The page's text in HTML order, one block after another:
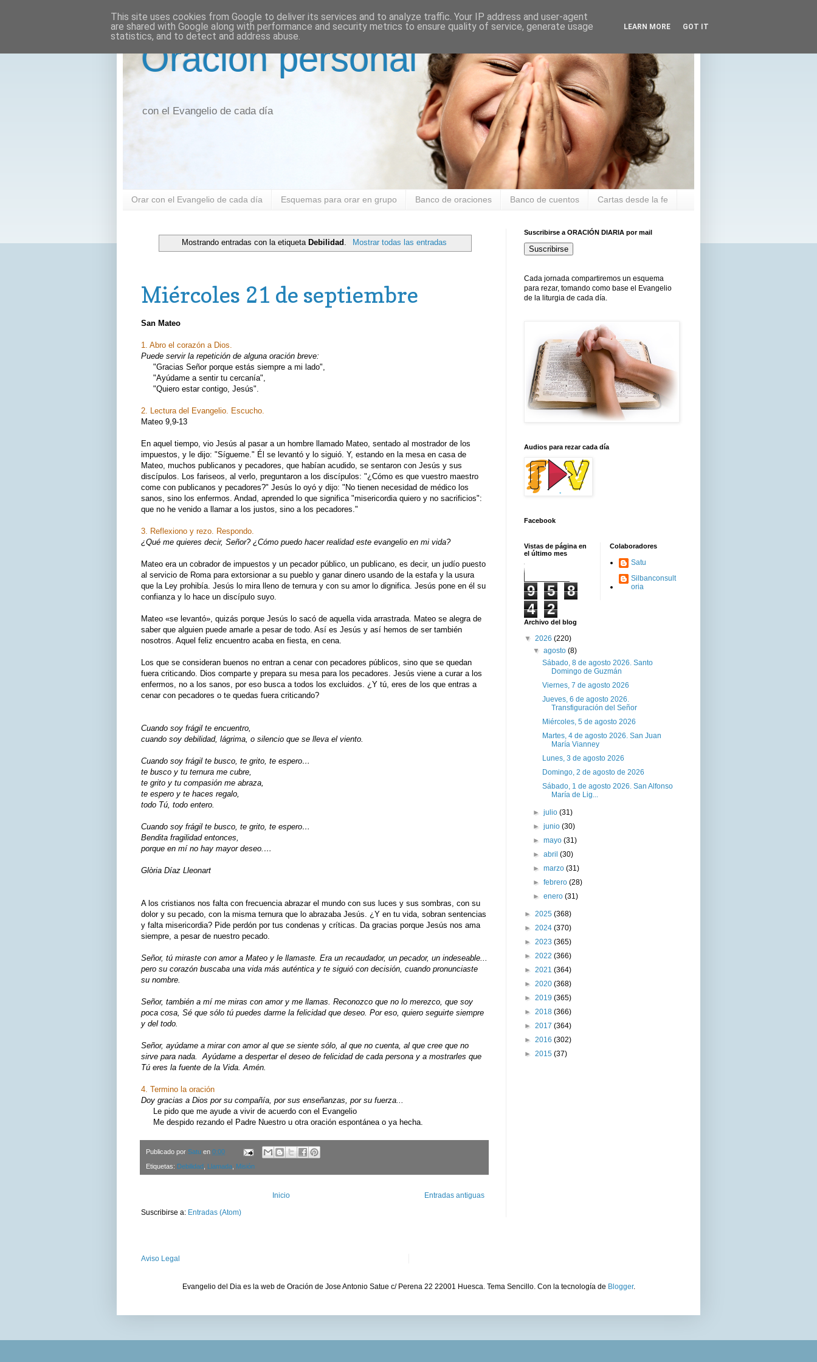
Oración personal
con el Evangelio de cada día
Orar con el Evangelio de cada día Esquemas para orar en grupo Banco de oraciones Banco de cuentos Cartas desde la fe
Mostrando entradas con la etiquetaDebilidad Mostrar todas las entradas
Miércoles 21 de septiembre
San Mateo
1. Abro el corazón a Dios.
Puede servir la repetición de alguna oración breve:
"Gracias Señor porque estás siempre a mi lado",
"Ayúdame a sentir tu cercanía",
"Quiero estar contigo, Jesús".
2. Lectura del Evangelio. Escucho.
Mateo 9,9-13
En aquel tiempo, vio Jesús al pasar a un hombre llamado Mateo, sentado al mostrador de los
impuestos, y le dijo: "Sígueme." Él se levantó y lo siguió. Y, estando en la mesa en casa de
Mateo, muchos publicanos y pecadores, que habían acudido, se sentaron con Jesús y sus
discípulos. Los fariseos, al verlo, preguntaron a los discípulos: "¿Cómo es que vuestro maestro
come con publicanos y pecadores?" Jesús lo oyó y dijo: "No tienen necesidad de médico los
sanos, sino los enfermos. Andad, aprended lo que significa "misericordia quiero y no sacrificios":
que no he venido a llamar a los justos, sino a los pecadores."
3. Reflexiono y rezo. Respondo.
¿Qué me quieres decir, Señor? ¿Cómo puedo hacer realidad este evangelio en mi vida?
Mateo era un cobrador de impuestos y un pecador público, un publicano, es decir, un judío puesto
al servicio de Roma para extorsionar a su pueblo y ganar dinero usando de la estafa y la usura
que la Ley prohibía. Jesús lo mira lleno de ternura y con su amor lo dignifica. Jesús pone en él su
confianza y lo hace un discípulo suyo.
Mateo «se levantó», quizás porque Jesús lo sacó de aquella vida arrastrada. Mateo se alegra de
saber que alguien puede amarle a pesar de todo. Así es Jesús y así hemos de ser también
nosotros. Aquel feliz encuentro acaba en fiesta, en cena.
Los que se consideran buenos no entran a cenar con pecadores públicos, sino que se quedan
fuera criticando. Dios comparte y prepara su mesa para los pecadores. Jesús viene a curar a los
enfermos, no a los sanos, por eso busca a todos los excluidos. ¿Y tú, eres de los que entras a
cenar con pecadores o te quedas fuera criticando?
Cuando soy frágil te encuentro,
cuando soy debilidad, lágrima, o silencio que se lleva el viento.
Cuando soy frágil te busco, te grito, te espero…
te busco y tu ternura me cubre,
te grito y tu compasión me abraza,
te espero y te haces regalo,
todo Tú, todo entero.
Cuando soy frágil te busco, te grito, te espero…
Bendita fragilidad entonces,
porque en mí no hay mayor deseo.…
Glòria Díaz Lleonart
A los cristianos nos falta con frecuencia abrazar el mundo con sus luces y sus sombras, con su
dolor y su pecado, con la misma ternura que lo abrazaba Jesús. ¿Y en tu vida, sobran sentencias
y falta misericordia? Pide perdón por tus condenas y críticas. Da gracias porque Jesús nos ama
siempre, a pesar de nuestro pecado.
Señor, tú miraste con amor a Mateo y le llamaste. Era un recaudador, un pecador, un indeseable...
pero su corazón buscaba una vida más auténtica y te siguió con decisión, cuando pronunciaste
su nombre.
Señor, también a mí me miras con amor y me llamas. Reconozco que no lo merezco, que soy
poca cosa, Sé que sólo tú puedes darme la felicidad que deseo. Por eso, quiero seguirte siempre
y del todo.
Señor, ayúdame a mirar con amor al que se siente sólo, al que no cuenta, al que cree que no
sirve para nada. Ayúdame a despertar el deseo de felicidad de cada persona y a mostrarles que
Tú eres la fuente de la Vida. Amén.
4. Termino la oración
Doy gracias a Dios por su compañía, por sus enseñanzas, por su fuerza...
Le pido que me ayude a vivir de acuerdo con el Evangelio
Me despido rezando el Padre Nuestro u otra oración espontánea o ya hecha.
Publicado por Satu en 0:00
Etiquetas: Debilidad Llamada Misión
Entradas antiguas
Inicio
Suscribirse a: Entradas (Atom)
Suscribirse a ORACIÓN DIARIA por mail
Suscribirse
Cada jornada compartiremos un esquema
para rezar, tomando como base el Evangelio
de la liturgia de cada día.
Audios para rezar cada día
Facebook
Vistas de página en
el último mes
9 5
8
4
2
Colaboradores
Satu
Silbanconsult
oria
Archivo del blog
▼ 2026 (220)
▼agosto(8)
Sábado, 8 de agosto 2026. Santo
Domingo de Guzmán
Viernes, 7 de agosto 2026
Jueves, 6 de agosto 2026.
Transfiguración del Señor
Miércoles, 5 de agosto 2026
Martes, 4 de agosto 2026. San Juan
María Vianney
Lunes, 3 de agosto 2026
Domingo, 2 de agosto de 2026
Sábado, 1 de agosto 2026. San Alfonso
María de Lig...
►julio(31)
►junio(30)
►mayo(31)
►abril(30)
►marzo(31)
►febrero(28)
►enero(31)
► 2025 (368)
► 2024 (370)
► 2023 (365)
► 2022 (366)
► 2021 (364)
► 2020 (368)
► 2019 (365)
► 2018 (366)
► 2017 (364)
► 2016 (302)
► 2015 (37)
Aviso Legal
Evangelio del Dia es la web de Oración de Jose Antonio Satue c/ Perena 22 22001 Huesca. Tema Sencillo. Con la tecnología de Blogger.
This site uses cookies from Google to deliver its services and to analyze traffic. Your IP address and user-agent
are shared with Google along with performance and security metrics to ensure quality of service, generate usage
statistics, and to detect and address abuse.
LEARN MORE GOT IT